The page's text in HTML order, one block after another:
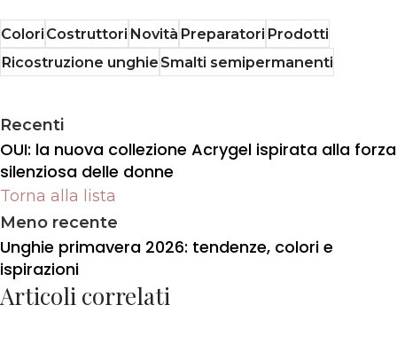
ColoriCostruttoriNovitàPreparatoriProdotti
Ricostruzione unghieSmalti semipermanenti
Recenti
OUI: la nuova collezione Acrygel ispirata alla forza
silenziosa delle donne
Torna alla lista
Meno recente
Unghie primavera 2026: tendenze, colori e
ispirazioni
Articoli correlati